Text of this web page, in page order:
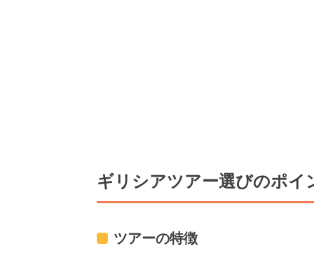
ギリシアツアー選びのポイ
ツアーの特徴